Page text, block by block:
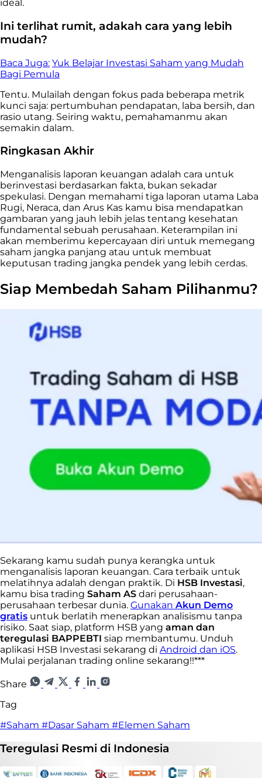
ideal.
Ini terlihat rumit, adakah cara yang lebih
mudah?
Baca Juga: Yuk Belajar Investasi Saham yang Mudah
Bagi Pemula
Tentu. Mulailah dengan fokus pada beberapa metrik
kunci saja: pertumbuhan pendapatan, laba bersih, dan
rasio utang. Seiring waktu, pemahamanmu akan
semakin dalam.
Ringkasan Akhir
Menganalisis laporan keuangan adalah cara untuk
berinvestasi berdasarkan fakta, bukan sekadar
spekulasi. Dengan memahami tiga laporan utama Laba
Rugi, Neraca, dan Arus Kas kamu bisa mendapatkan
gambaran yang jauh lebih jelas tentang kesehatan
fundamental sebuah perusahaan. Keterampilan ini
akan memberimu kepercayaan diri untuk memegang
saham jangka panjang atau untuk membuat
keputusan trading jangka pendek yang lebih cerdas.
Siap Membedah Saham Pilihanmu?
Sekarang kamu sudah punya kerangka untuk
menganalisis laporan keuangan. Cara terbaik untuk
melatihnya adalah dengan praktik. Di HSB Investasi,
kamu bisa trading Saham AS dari perusahaan-
perusahaan terbesar dunia. Gunakan Akun Demo
gratis untuk berlatih menerapkan analisismu tanpa
risiko. Saat siap, platform HSB yang aman dan
teregulasi BAPPEBTI siap membantumu. Unduh
aplikasi HSB Investasi sekarang di Android dan iOS.
Mulai perjalanan trading online sekarang!!***
Share
Tag
#Saham #Dasar Saham #Elemen Saham
Teregulasi Resmi di Indonesia